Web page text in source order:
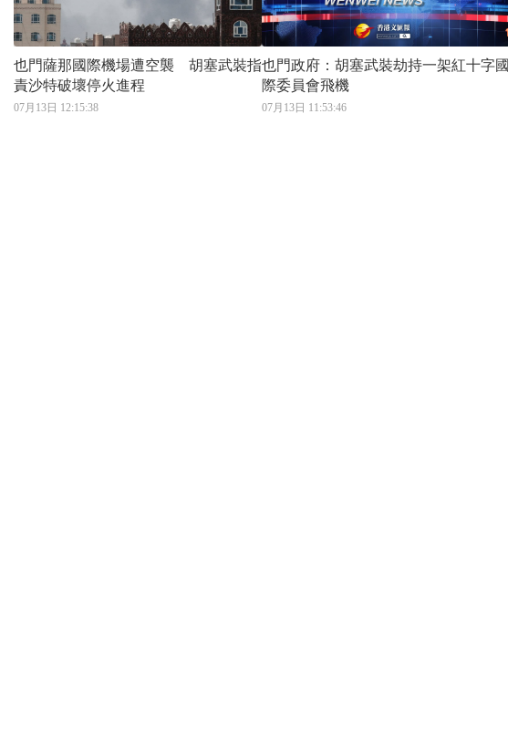
也門薩那國際機場遭空襲 胡塞武裝指
責沙特破壞停火進程
07月13日 12:15:38
也門政府：胡塞武裝劫持一架紅十字國
際委員會飛機
07月13日 11:53:46